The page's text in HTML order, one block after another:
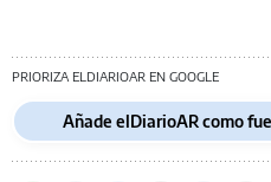
PRIORIZA ELDIARIOAR EN GOOGLE
Añade elDiarioAR como